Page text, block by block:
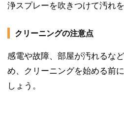
浄スプレーを吹きつけて汚れ
クリーニングの注意点
感電や故障、部屋が汚れるな
め、クリーニングを始める前
しょう。